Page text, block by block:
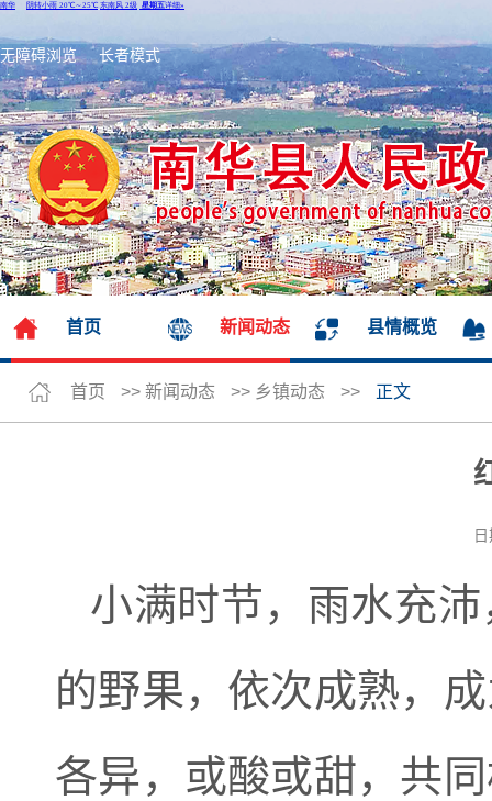
无障碍浏览 长者模式
首页 新闻动态 县情概览
首页 >> 新闻动态 >> 乡镇动态 >> 正文
小满时节，雨水充
的野果，依次成熟，
各异，或酸或甜，共